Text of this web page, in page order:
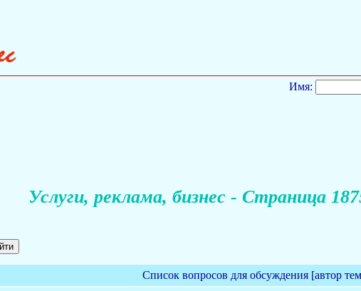
Имя:
Услуги, реклама, бизнес - Страница
Список вопросов для обсуждения [автор